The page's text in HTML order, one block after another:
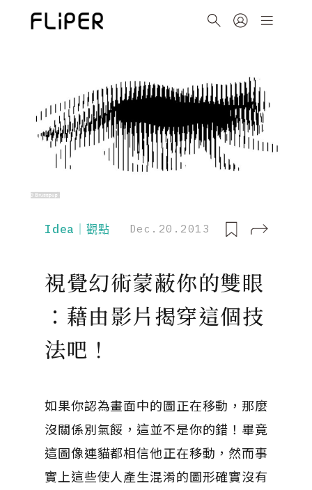
Idea｜觀點 Dec.20.2013
視覺幻術蒙蔽你的雙眼
：藉由影片揭穿這個技
法吧！
如果你認為畫面中的圖正在移動，那麼
沒關係別氣餒，這並不是你的錯！畢竟
這圖像連貓都相信他正在移動，然而事
實上這些使人產生混淆的圖形確實沒有